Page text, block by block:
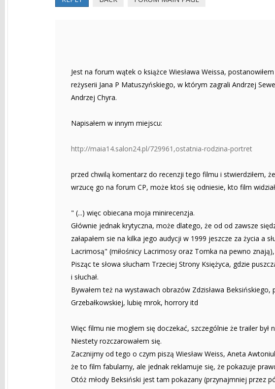
Jest na forum wątek o książce Wiesława Weissa,
reżyserii Jana P Matuszyńskiego, w którym zagrali Andrzej
Andrzej Chyra.
Napisałem w innym miejscu:
http://maia14.salon24.pl/729961,ostatnia-rodzina-portret
przed chwilą komentarz do recenzji tego filmu i stwierdziłem,
wrzucę go na forum CP, może ktoś się odniesie, kto film
" (...) więc obiecana moja minirecenzja.
Głównie jednak krytyczna, może dlatego, że od od zawsze
załapałem sie na kilka jego audycji w 1999 jeszcze za życia a
Lacrimosą" (miłośnicy Lacrimosy oraz Tomka na pewno
Pisząc te słowa słucham Trzeciej Strony Księżyca, gdzie
i słuchał.
Bywałem też na wystawach obrazów Zdzisława
Grzebałkowskiej, lubię mrok, horrory itd
Więc filmu nie mogłem się doczekać, szczególnie że trailer był
Niestety rozczarowałem się.
Zacznijmy od tego o czym piszą Wiesław Weiss, Aneta
że to film fabularny, ale jednak reklamuje się, że pokazuje
Otóż młody Beksiński jest tam pokazany (przynajmniej przez